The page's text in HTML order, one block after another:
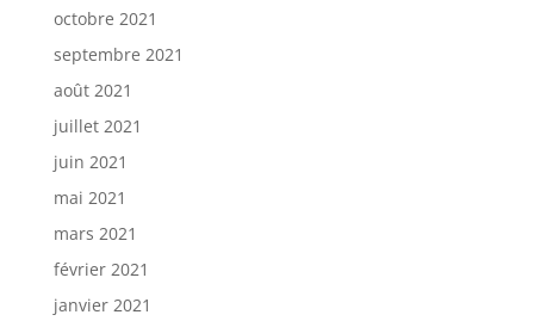
octobre 2021
septembre 2021
août 2021
juillet 2021
juin 2021
mai 2021
mars 2021
février 2021
janvier 2021